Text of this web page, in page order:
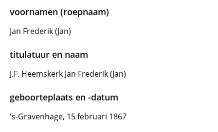
voornamen (roepnaam)
Jan Frederik (Jan)
titulatuur en naam
J.F. Heemskerk Jan Frederik (Jan)
geboorteplaats en -datum
's-Gravenhage, 15 februari 1867